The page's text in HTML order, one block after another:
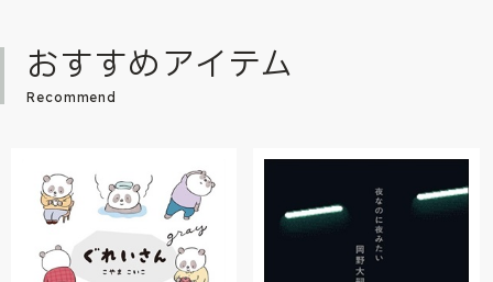
おすすめアイテム
Recommend